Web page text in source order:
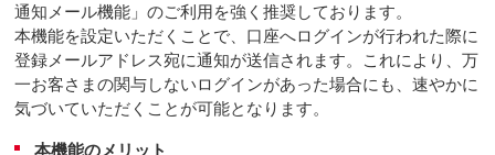
通知メール機能」のご利用を強く推奨しております。
本機能を設定いただくことで、口座へログインが行われた際に
登録メールアドレス宛に通知が送信されます。これにより、万
一お客さまの関与しないログインがあった場合にも、速やかに
気づいていただくことが可能となります。
本機能のメリット